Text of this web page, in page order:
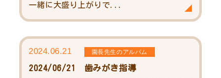
一緒に大盛り上がりで...
2024.06.21 園長先生のアルバム
2024/06/21 歯みがき指導